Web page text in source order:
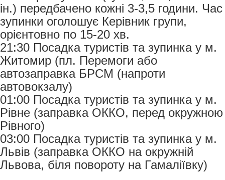
ін.) передбачено кожні 3-3,5 години. Час
зупинки оголошує Керівник групи,
орієнтовно по 15-20 хв.
21:30 Посадка туристів та зупинка у м.
Житомир (пл. Перемоги або
автозаправка БРСМ (напроти
автовокзалу)
01:00 Посадка туристів та зупинка у м.
Рівне (заправка ОККО, перед окружною
Рівного)
03:00 Посадка туристів та зупинка у м.
Львів (заправка ОККО на окружній
Львова, біля повороту на Гамаліївку)